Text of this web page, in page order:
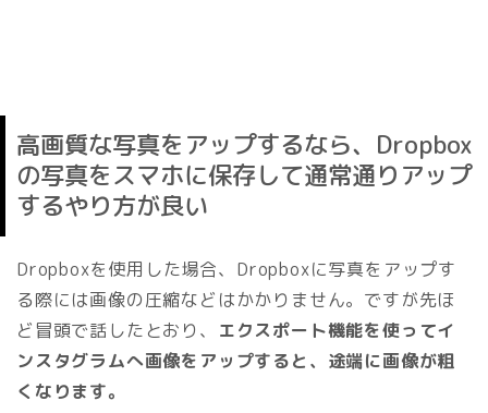
高画質な写真をアップするなら、Dropbox
の写真をスマホに保存して通常通りアップ
するやり方が良い
Dropboxを使用した場合、Dropboxに写真をアップす
る際には画像の圧縮などはかかりません。ですが先ほ
ど冒頭で話したとおり、 エクスポート機能を使ってイ
ンスタグラムへ画像をアップすると、途端に画像が粗
くなります。